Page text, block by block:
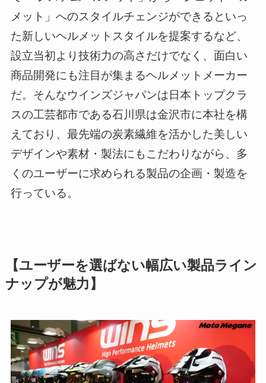
メット」へのスタイルチェンジができるといっ
た新しいヘルメットスタイルを提案するなど、
設立当初より技術力の高さだけでなく、面白い
商品開発にも注目が集まるヘルメットメーカー
だ。そんなウインズジャパンは日本トップクラ
スの工芸都市である石川県は金沢市に本社を構
えており、最先端の炭素繊維を活かした美しい
デザインや素材・製法にもこだわりながら、多
くのユーザーに求められる製品の企画・製造を
行っている。
【ユーザーを選ばない幅広い製品ライン
ナップが魅力】